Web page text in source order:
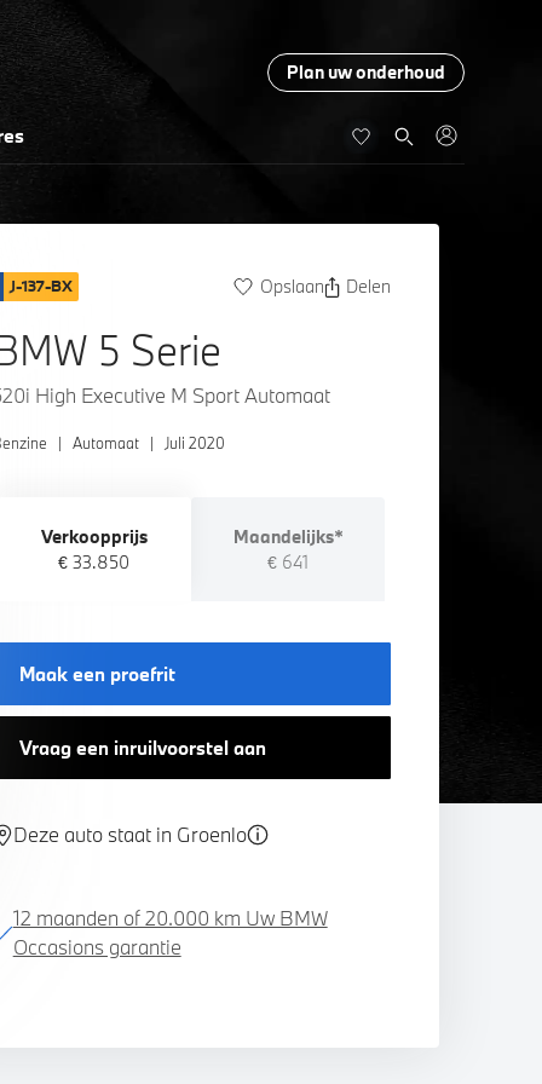
Plan uw onderhoud
J-137-BX Opslaan Delen
5 Serie
High Executive M Sport Automaat
| Automaat | Juli 2020
Verkoopprijs
€ 33.850
Maandelijks*
€ 641
Maak een proefrit
Vraag een inruilvoorstel aan
Deze auto staat in Groenlo
12 maanden of 20.000 km Uw BMW
Occasions garantie